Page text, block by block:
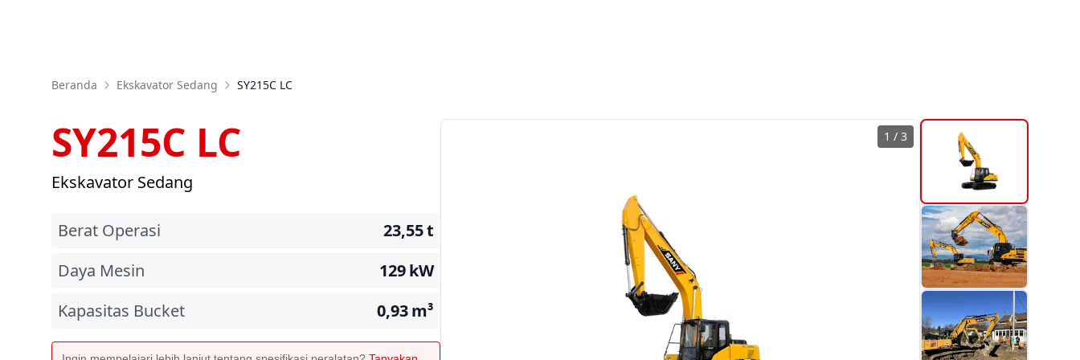
Beranda Ekskavator Sedang SY215C LC
SY215C LC
Ekskavator Sedang
Berat Operasi 23,55t
Daya Mesin
129kW
Kapasitas Bucket
0,93m³
1 / 3